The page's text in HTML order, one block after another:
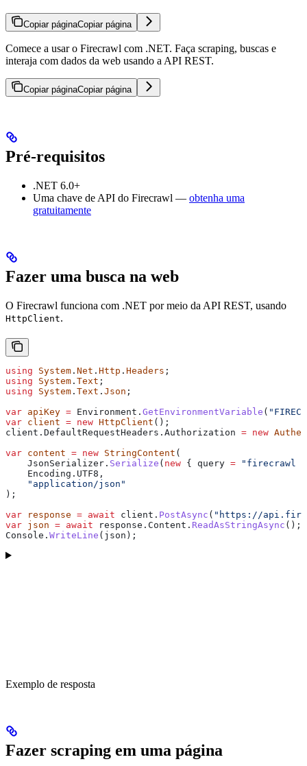
Copiar páginaCopiar página
Comece a usar o Firecrawl com .NET. Faça scraping, buscas e
interaja com dados da web usando a API REST.
Copiar páginaCopiar página
Pré-requisitos
.NET 6.0+
Uma chave de API do Firecrawl — obtenha uma
gratuitamente
Fazer uma busca na web
O Firecrawl funciona com .NET por meio da API REST, usando
HttpClient.
using System . Net . Http . Headers ;
using System . Text ;
using System . Text . Json ;
var apiKey = Environment . GetEnvironmentVariable (
var client = new HttpClient ();
client . DefaultRequestHeaders . Authorization = new
var content = new StringContent (
    JsonSerializer
. Serialize ( new { query = "firecrawl
    Encoding
. UTF8 ,
    "application/json"
);
var response = await client . PostAsync ( "https://
var json = await response . Content . ReadAsStringAsync ();
Console . WriteLine ( json );
Exemplo de resposta
Fazer scraping em uma página